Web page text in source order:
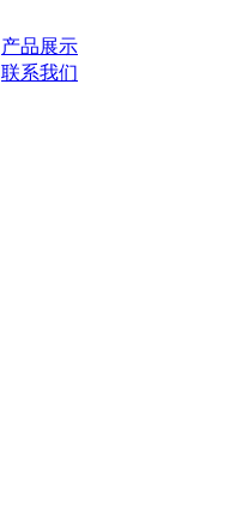
产品展示
联系我们